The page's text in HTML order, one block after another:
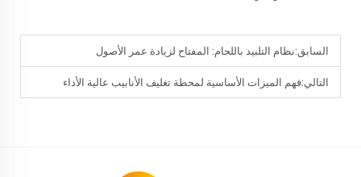
السابق:نظام التلبيد باللحام: المفتاح لزيادة عمر الأصول
التالي:فهم الميزات الأساسية لمحطة تغليف الأنابيب عالية الأداء